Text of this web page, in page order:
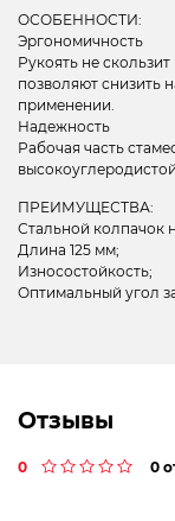
ОСОБЕННОСТИ:
Эргономичность
Рукоять не
позволяют снизить
применении.
Надежность
Рабочая часть
ПРЕИМУЩЕСТВА:
Стальной колпачок
Длина 125 мм;
Износостойкость;
Оптимальный угол
Отзывы
0 0